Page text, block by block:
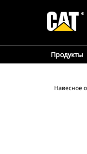
Продукты
Навесное